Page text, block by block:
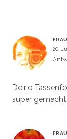
20.
Deine
super